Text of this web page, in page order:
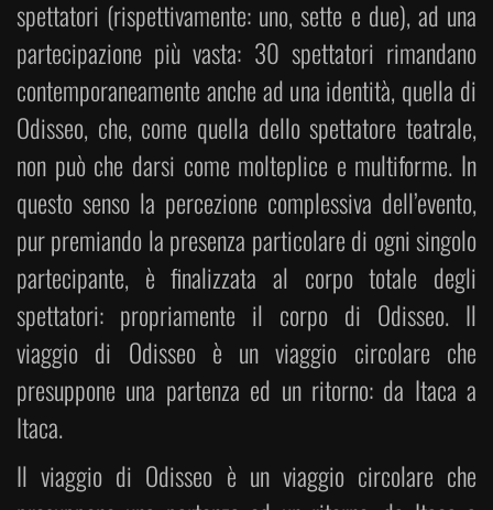
spettatori (rispettivamente: uno, sette e due), ad una
partecipazione più vasta: 30 spettatori rimandano
contemporaneamente anche ad una identità, quella di
Odisseo, che, come quella dello spettatore teatrale,
non può che darsi come molteplice e multiforme. In
questo senso la percezione complessiva dell’evento,
pur premiando la presenza particolare di ogni singolo
partecipante, è finalizzata al corpo totale degli
spettatori: propriamente il corpo di Odisseo. Il
viaggio di Odisseo è un viaggio circolare che
presuppone una partenza ed un ritorno: da Itaca a
Itaca.
Il viaggio di Odisseo è un viaggio circolare che